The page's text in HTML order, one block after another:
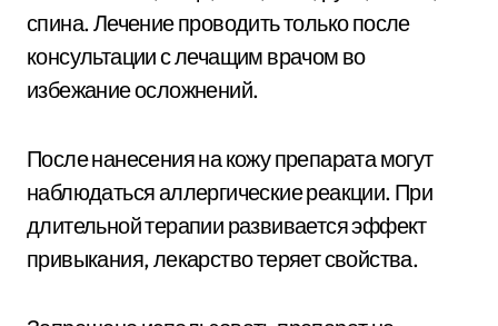
спина. Лечение проводить только после
консультации с лечащим врачом во
избежание осложнений.
После нанесения на кожу препарата могут
наблюдаться аллергические реакции. При
длительной терапии развивается эффект
привыкания, лекарство теряет свойства.